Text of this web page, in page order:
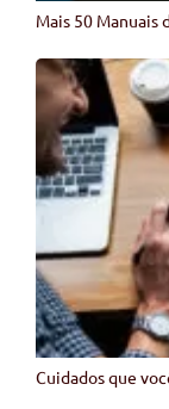
Mais 50 Manuais
Cuidados que